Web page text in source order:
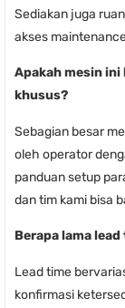
Sediakan juga
akses
Apakah mesin
khusus?
Sebagian besar
oleh operator
panduan setup
dan tim kami bisa
Berapa lama
Lead time
konfirmasi